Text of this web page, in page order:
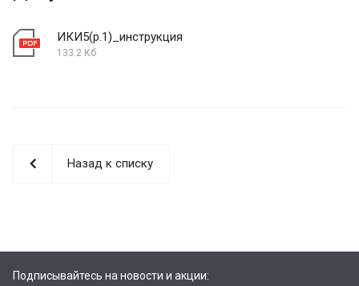
ИКИ5(р.1)_инструкция
133.2 Кб
Назад к списку
Подписывайтесь на новости и акции: